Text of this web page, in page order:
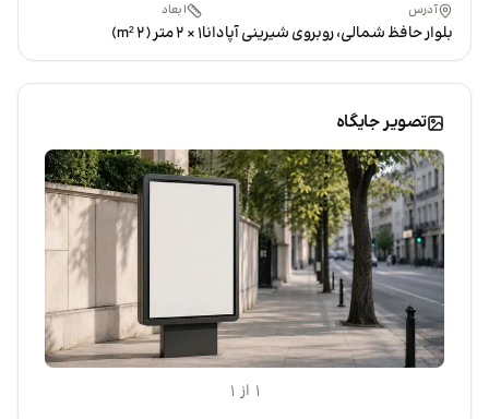
آدرس
بلوار حافظ شمالی، روبروی شیرینی آپادانا
ابعاد
۱ × ۲ متر (۲ m²)
تصویر جایگاه
۱ از ۱